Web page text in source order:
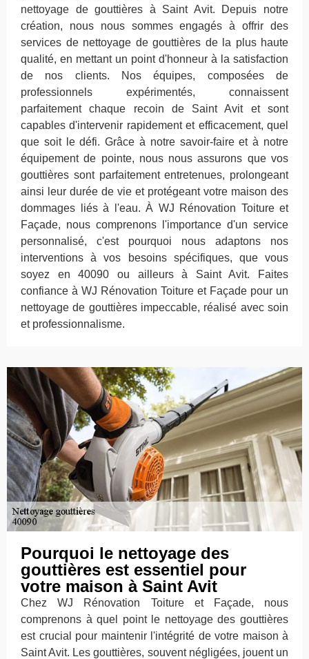
nettoyage de gouttières à Saint Avit. Depuis notre
création, nous nous sommes engagés à offrir des
services de nettoyage de gouttières de la plus haute
qualité, en mettant un point d'honneur à la satisfaction
de nos clients. Nos équipes, composées de
professionnels expérimentés, connaissent
parfaitement chaque recoin de Saint Avit et sont
capables d'intervenir rapidement et efficacement, quel
que soit le défi. Grâce à notre savoir-faire et à notre
équipement de pointe, nous nous assurons que vos
gouttières sont parfaitement entretenues, prolongeant
ainsi leur durée de vie et protégeant votre maison des
dommages liés à l'eau. À WJ Rénovation Toiture et
Façade, nous comprenons l'importance d'un service
personnalisé, c'est pourquoi nous adaptons nos
interventions à vos besoins spécifiques, que vous
soyez en 40090 ou ailleurs à Saint Avit. Faites
confiance à WJ Rénovation Toiture et Façade pour un
nettoyage de gouttières impeccable, réalisé avec soin
et professionnalisme.
Pourquoi le nettoyage des
gouttières est essentiel pour
votre maison à Saint Avit
Chez WJ Rénovation Toiture et Façade, nous
comprenons à quel point le nettoyage des gouttières
est crucial pour maintenir l'intégrité de votre maison à
Saint Avit. Les gouttières, souvent négligées, jouent un